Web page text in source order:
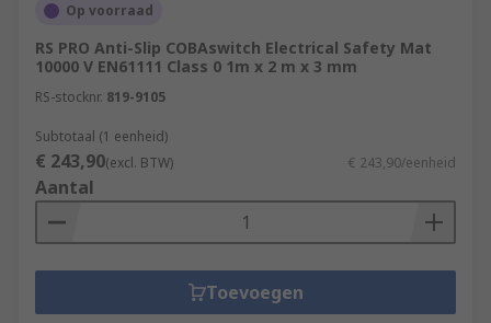
Op voorraad
RS PRO Anti-Slip COBAswitch Electrical Safety Mat
10000 V EN61111 Class 0 1m x 2 m x 3 mm
RS-stocknr. 819-9105
Subtotaal (1 eenheid)
€ 243,90(excl. BTW) € 243,90/eenheid
Aantal
Toevoegen